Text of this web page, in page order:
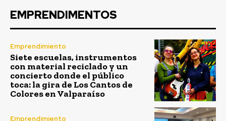
EMPRENDIMENTOS
Emprendimiento
Siete escuelas, instrumentos
con material reciclado y un
concierto donde el público
toca: la gira de Los Cantos de
Colores en Valparaíso
Emprendimiento